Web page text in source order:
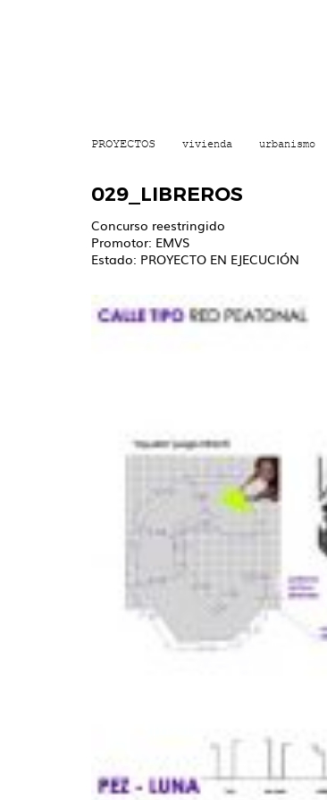
PROYECTOS vivienda urbanismo
029_LIBREROS
Concurso reestringido
Promotor: EMVS
Estado: PROYECTO EN EJECUCIÓN